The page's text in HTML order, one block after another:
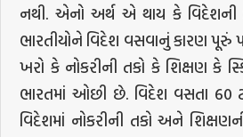
નથી. એનો અર્થ એ થાય કે વિદેશની
ભારતીયોને વિદેશ વસવાનું કારણ
ખરો કે નોકરીની તકો કે શિક્ષણ કે
ભારતમાં ઓછી છે. વિદેશ વસતા 60
વિદેશમાં નોકરીની તકો અને